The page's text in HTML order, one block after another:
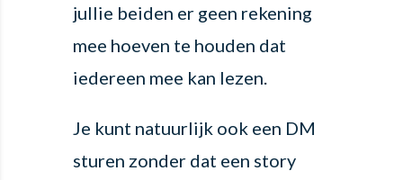
jullie beiden er geen rekening
mee hoeven te houden dat
iedereen mee kan lezen.
Je kunt natuurlijk ook een DM
sturen zonder dat een story